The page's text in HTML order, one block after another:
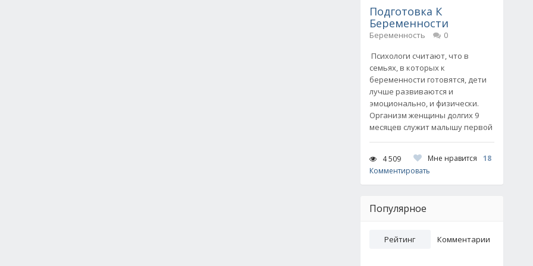
Подготовка К
Беременности
Беременность
0
Психологи считают, что в
семьях, в которых к
беременности готовятся, дети
лучше развиваются и
эмоционально, и физически.
Организм женщины долгих 9
месяцев служит малышу первой
4 509 Мне нравится
18
Комментировать
Популярное
Рейтинг Комментарии